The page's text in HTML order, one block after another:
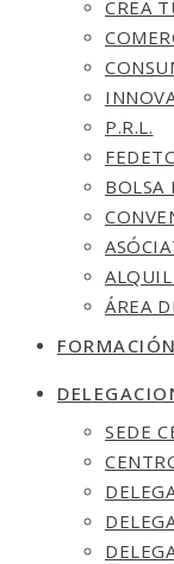
CREA
P.R.L.
BOLSA
ÁREA
FORMACIÓN
SEDE